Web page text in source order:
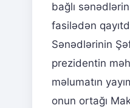
bağlı
fasilədən
Sənədlərinin
prezidentin
məlumatın
onun ortağı